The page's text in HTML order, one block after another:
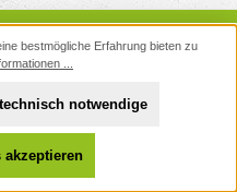
bestmögliche Erfahrung bieten zu
...
notwendige
akzeptieren